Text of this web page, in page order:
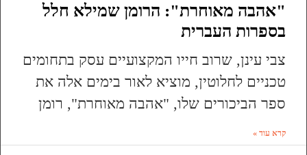
"אהבה מאוחרת": הרומן שמילא חלל
בספרות העברית
צבי עינן, שרוב חייו המקצועיים עסק בתחומים
טכניים לחלוטין, מוציא לאור בימים אלה את
ספר הביכורים שלו, "אהבה מאוחרת", רומן
קרא עוד »